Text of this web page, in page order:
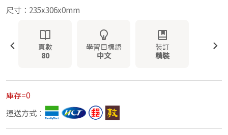
尺寸：235x306x0mm
頁數
80
學習目標語
中文
裝訂
精裝
庫存=0
運送方式：